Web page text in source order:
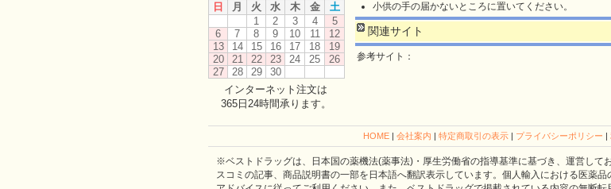
日
月 火 水 木 金
土
1
2 3 4
5
6
7 8 9 10 11
12
13
14 15 16 17 18
19
20
21 22 23 24 25
26
27
28 29
30
インターネット注文は
365日24時間承ります。
小供の手の届かないところに置いてください。
関連サイト
参考サイト：
HOME | 会社案内 | 特定商取引の表示 | プライバシーポリシー |
※ベストドラッグは、日本国の薬機法(薬事法)・厚生労働省の指導基準に基づき、運営して
スコミの記事、商品説明書の一部を日本語へ翻訳表示しています。個人輸入における医薬